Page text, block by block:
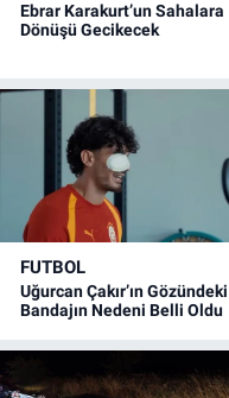
Ebrar Karakurt’un Sahalara
Dönüşü Gecikecek
FUTBOL
Uğurcan Çakır’ın Gözündeki
Bandajın Nedeni Belli Oldu